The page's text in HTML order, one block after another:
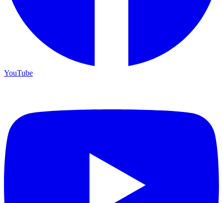
YouTube